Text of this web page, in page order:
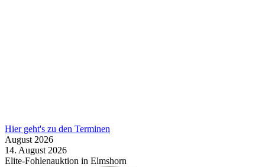
Hier geht's zu den Terminen
August 2026
14. August 2026
Elite-Fohlenauktion in Elmshorn